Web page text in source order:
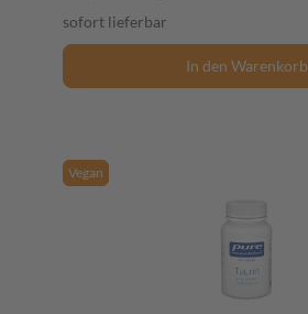
sofort lieferbar
In den Warenkorb
Vegan